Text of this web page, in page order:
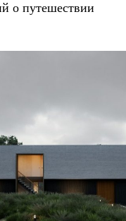
о путешествии